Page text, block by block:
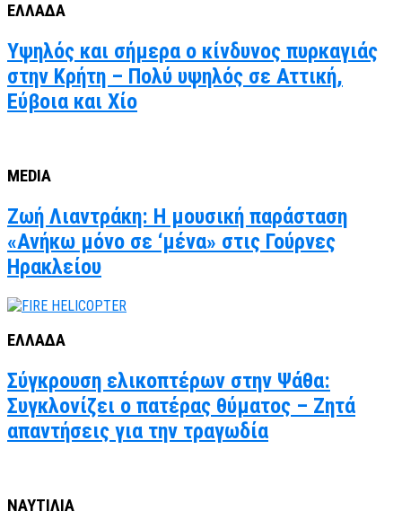
ΕΛΛΑΔΑ
Υψηλός και σήμερα ο κίνδυνος πυρκαγιάς
στην Κρήτη – Πολύ υψηλός σε Αττική,
Εύβοια και Χίο
MEDIA
Ζωή Λιαντράκη: Η μουσική παράσταση
«Ανήκω μόνο σε ‘μένα» στις Γούρνες
Ηρακλείου
ΕΛΛΑΔΑ
Σύγκρουση ελικοπτέρων στην Ψάθα:
Συγκλονίζει ο πατέρας θύματος – Ζητά
απαντήσεις για την τραγωδία
ΝΑΥΤΙΛΙΑ